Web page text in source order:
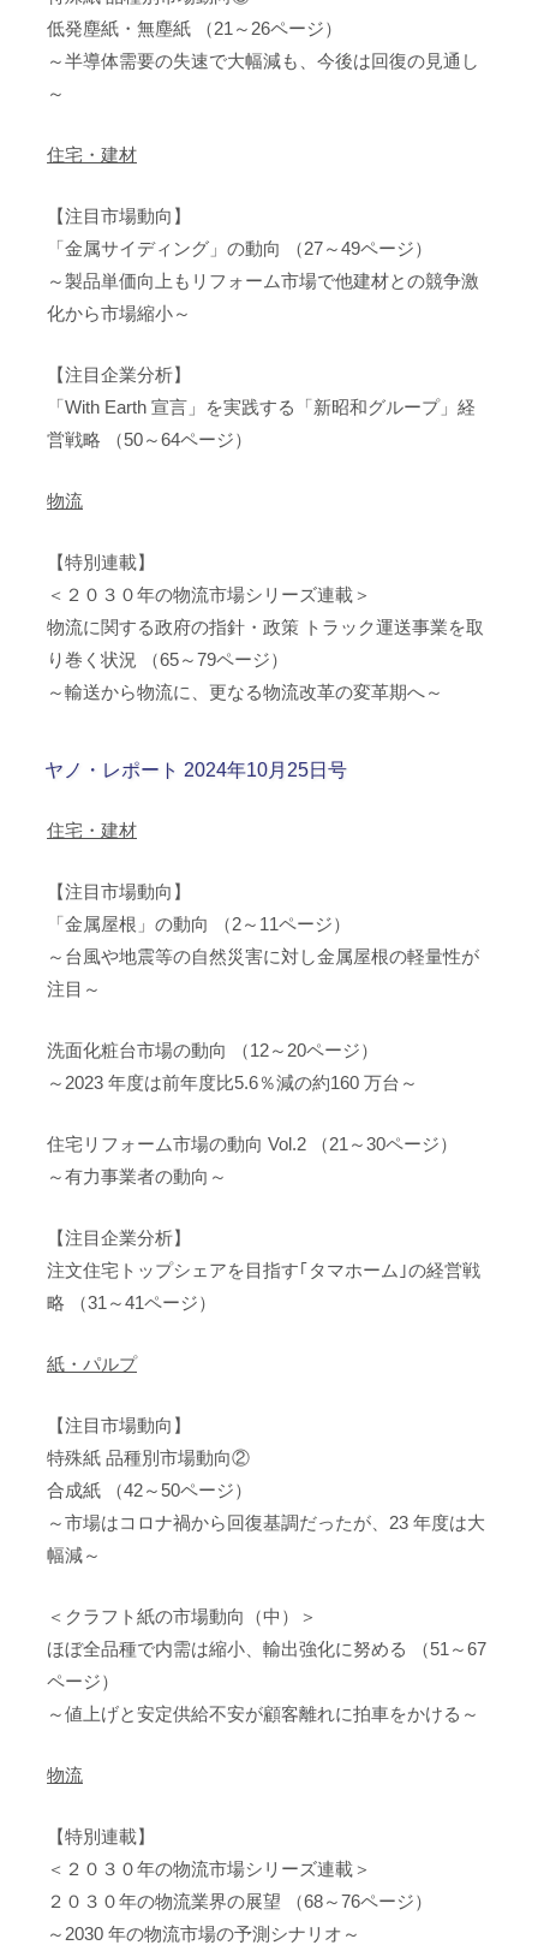
低発塵紙・無塵紙 （21～26ページ）
～半導体需要の失速で大幅減も、今後は回復の見通し
～
住宅・建材
【注目市場動向】
「金属サイディング」の動向 （27～49ページ）
～製品単価向上もリフォーム市場で他建材との競争激
化から市場縮小～
【注目企業分析】
「With Earth 宣言」を実践する「新昭和グループ」経
営戦略 （50～64ページ）
物流
【特別連載】
＜２０３０年の物流市場シリーズ連載＞
物流に関する政府の指針・政策 トラック運送事業を取
り巻く状況 （65～79ページ）
～輸送から物流に、更なる物流改革の変革期へ～
ヤノ・レポート 2024年10月25日号
住宅・建材
【注目市場動向】
「金属屋根」の動向 （2～11ページ）
～台風や地震等の自然災害に対し金属屋根の軽量性が
注目～
洗面化粧台市場の動向 （12～20ページ）
～2023 年度は前年度比5.6％減の約160 万台～
住宅リフォーム市場の動向 Vol.2 （21～30ページ）
～有力事業者の動向～
【注目企業分析】
注文住宅トップシェアを目指す｢タマホーム｣の経営戦
略 （31～41ページ）
紙・パルプ
【注目市場動向】
特殊紙 品種別市場動向②
合成紙 （42～50ページ）
～市場はコロナ禍から回復基調だったが、23 年度は大
幅減～
＜クラフト紙の市場動向（中）＞
ほぼ全品種で内需は縮小、輸出強化に努める （51～67
ページ）
～値上げと安定供給不安が顧客離れに拍車をかける～
物流
【特別連載】
＜２０３０年の物流市場シリーズ連載＞
２０３０年の物流業界の展望 （68～76ページ）
～2030 年の物流市場の予測シナリオ～